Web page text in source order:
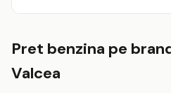
Pret benzina pe
Valcea